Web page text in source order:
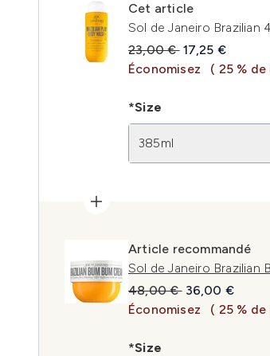
Cet article
Sol de Janeiro Brazilian
Prix de vente :
23,00 € Prix ​​actuel :
17,25 €
Économisez
( 25 % de
*Size
385ml
Article recommandé
Sol de Janeiro Brazilian
Prix de vente :
48,00 € Prix ​​actuel :
36,00 €
Économisez
( 25 % de
*Size